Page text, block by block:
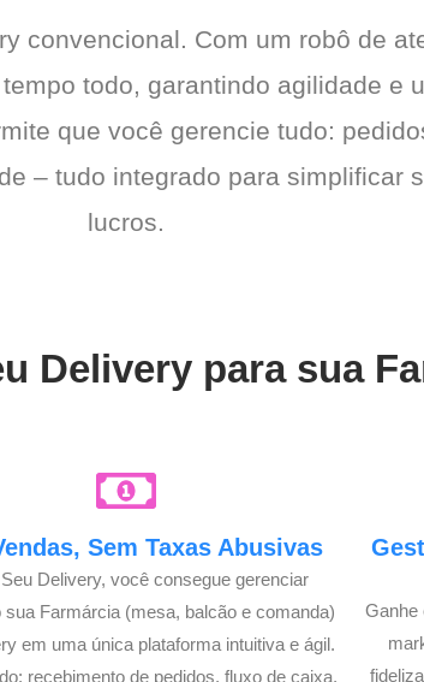
convencional. Com um robô de
todo, garantindo agilidade e
que você gerencie tudo:
– tudo integrado para simplificar
lucros.
Delivery para sua
Sem Taxas Abusivas
Delivery, você consegue gerenciar
sua Farmárcia (mesa, balcão e comanda)
em uma única plataforma intuitiva e ágil.
recebimento de pedidos, fluxo de caixa,
Ganhe